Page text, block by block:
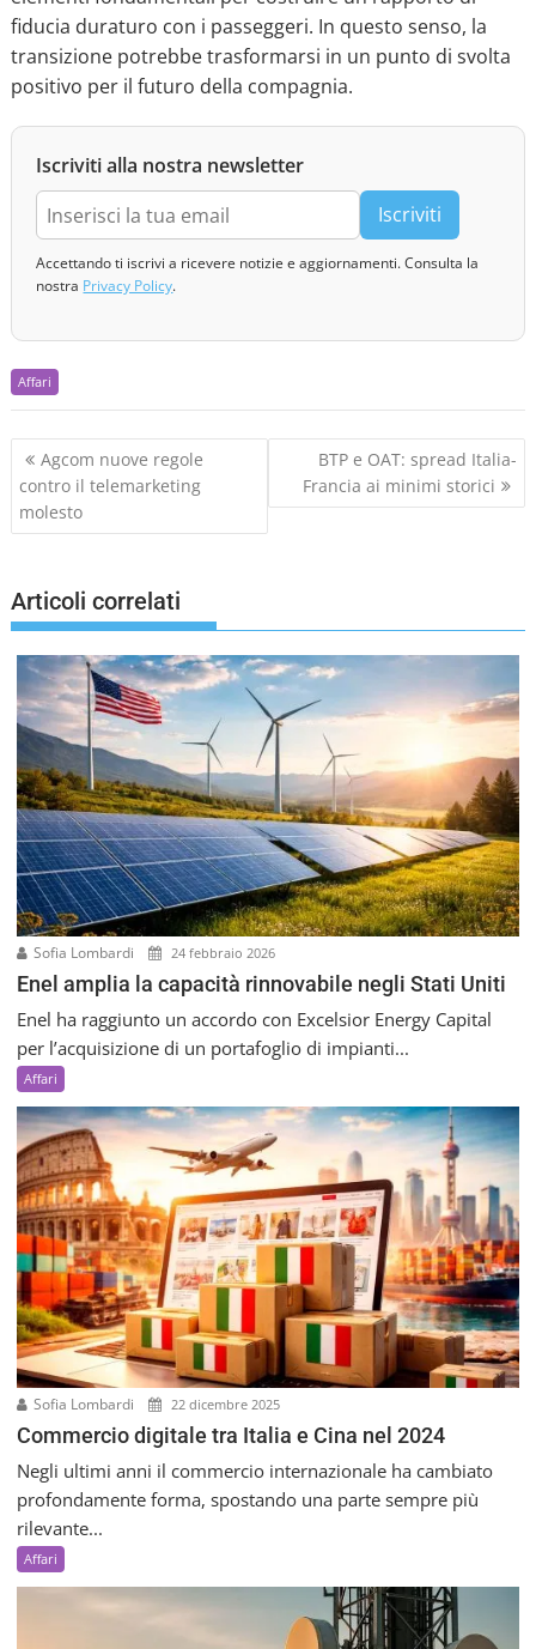
fiducia duraturo con i passeggeri. In questo senso, la
transizione potrebbe trasformarsi in un punto di svolta
positivo per il futuro della compagnia.
Iscriviti alla nostra newsletter
Iscriviti
Accettando ti iscrivi a ricevere notizie e aggiornamenti. Consulta la
nostra Privacy Policy.
Affari
N
a
v
i
a
z
o
n
e
r
t
i
c
o
l
i
Agcom nuove regole
contro il telemarketing
molesto
BTP e OAT: spread Italia-
Francia ai minimi storici
Articoli correlati
Sofia Lombardi 24 febbraio 2026
Enel amplia la capacità rinnovabile negli Stati Uniti
Enel ha raggiunto un accordo con Excelsior Energy Capital
per l’acquisizione di un portafoglio di impianti...
Affari
Sofia Lombardi 22 dicembre 2025
Commercio digitale tra Italia e Cina nel 2024
Negli ultimi anni il commercio internazionale ha cambiato
profondamente forma, spostando una parte sempre più
rilevante...
Affari